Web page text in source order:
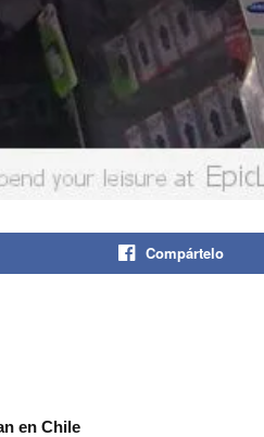
Compártelo
en Chile